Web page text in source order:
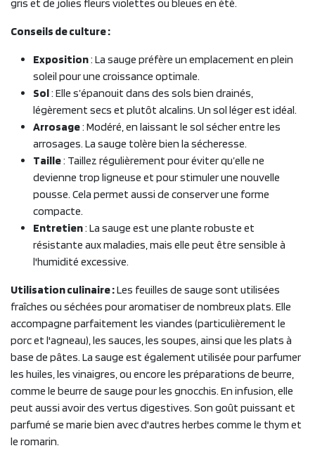
gris et de jolies fleurs violettes ou bleues en été.
Conseils de culture :
Exposition: La sauge préfère un emplacement en plein
soleil pour une croissance optimale.
Sol: Elle s’épanouit dans des sols bien drainés,
légèrement secs et plutôt alcalins. Un sol léger est idéal.
Arrosage: Modéré, en laissant le sol sécher entre les
arrosages. La sauge tolère bien la sécheresse.
Taille: Taillez régulièrement pour éviter qu’elle ne
devienne trop ligneuse et pour stimuler une nouvelle
pousse. Cela permet aussi de conserver une forme
compacte.
Entretien: La sauge est une plante robuste et
résistante aux maladies, mais elle peut être sensible à
l'humidité excessive.
Utilisation culinaire :Les feuilles de sauge sont utilisées
fraîches ou séchées pour aromatiser de nombreux plats. Elle
accompagne parfaitement les viandes (particulièrement le
porc et l'agneau), les sauces, les soupes, ainsi que les plats à
base de pâtes. La sauge est également utilisée pour parfumer
les huiles, les vinaigres, ou encore les préparations de beurre,
comme le beurre de sauge pour les gnocchis. En infusion, elle
peut aussi avoir des vertus digestives. Son goût puissant et
parfumé se marie bien avec d'autres herbes comme le thym et
le romarin.